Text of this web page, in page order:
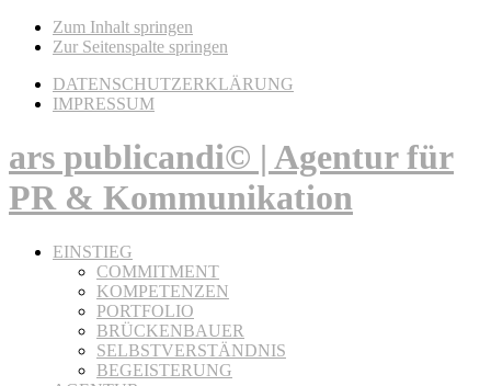
Zum Inhalt springen
Zur Seitenspalte springen
DATENSCHUTZERKLÄRUNG
IMPRESSUM
ars publicandi© | Agentur für
PR & Kommunikation
EINSTIEG
COMMITMENT
KOMPETENZEN
PORTFOLIO
BRÜCKENBAUER
SELBSTVERSTÄNDNIS
BEGEISTERUNG